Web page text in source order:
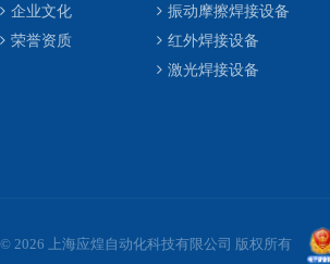
企业文化
荣誉资质
振动摩擦焊接设备
红外焊接设备
激光焊接设备
© 2026 上海应煌自动化科技有限公司 版权所有